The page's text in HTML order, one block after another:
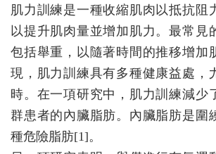
肌力訓練是一種收縮肌肉以抵抗阻
以提升肌肉量並增加肌力。最常見
包括舉重，以隨著時間的推移增加
現，肌力訓練具有多種健康益處，
時。在一項研究中，肌力訓練減少
群患者的內臟脂肪。內臟脂肪是圍
種危險脂肪[1]。